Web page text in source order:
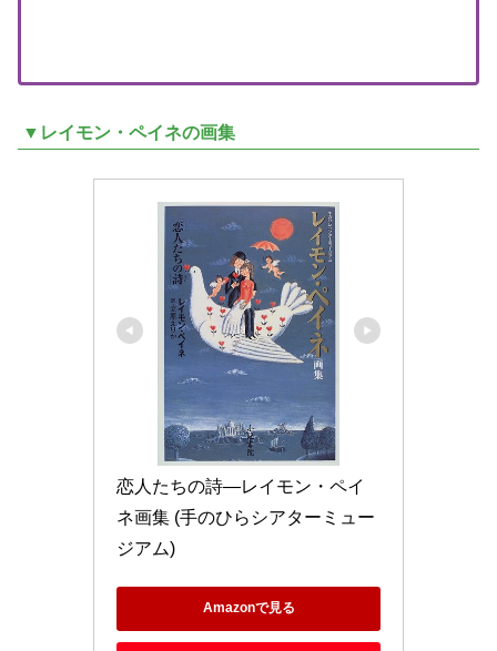
▼レイモン・ペイネの画集
恋人たちの詩―レイモン・ペイ
ネ画集 (手のひらシアターミュー
ジアム)
Amazonで見る